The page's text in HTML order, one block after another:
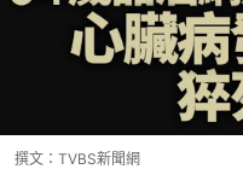
撰文： TVBS新聞網